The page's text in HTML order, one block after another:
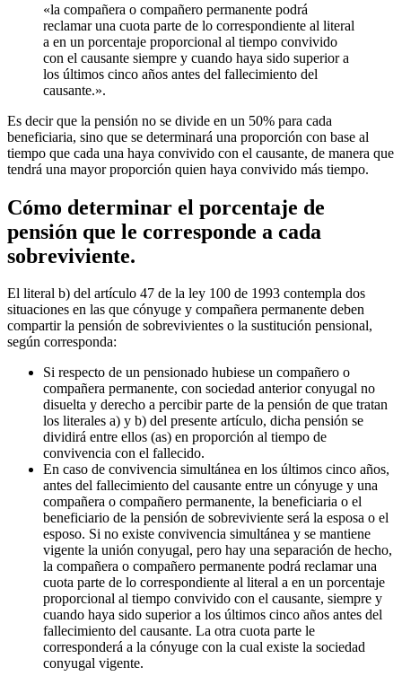
«la compañera o compañero permanente podrá
reclamar una cuota parte de lo correspondiente al literal
a en un porcentaje proporcional al tiempo convivido
con el causante siempre y cuando haya sido superior a
los últimos cinco años antes del fallecimiento del
causante.».
Es decir que la pensión no se divide en un 50% para cada
beneficiaria, sino que se determinará una proporción con base al
tiempo que cada una haya convivido con el causante, de manera que
tendrá una mayor proporción quien haya convivido más tiempo.
Cómo determinar el porcentaje de
pensión que le corresponde a cada
sobreviviente.
El literal b) del artículo 47 de la ley 100 de 1993 contempla dos
situaciones en las que cónyuge y compañera permanente deben
compartir la pensión de sobrevivientes o la sustitución pensional,
según corresponda:
Si respecto de un pensionado hubiese un compañero o
compañera permanente, con sociedad anterior conyugal no
disuelta y derecho a percibir parte de la pensión de que tratan
los literales a) y b) del presente artículo, dicha pensión se
dividirá entre ellos (as) en proporción al tiempo de
convivencia con el fallecido.
En caso de convivencia simultánea en los últimos cinco años,
antes del fallecimiento del causante entre un cónyuge y una
compañera o compañero permanente, la beneficiaria o el
beneficiario de la pensión de sobreviviente será la esposa o el
esposo. Si no existe convivencia simultánea y se mantiene
vigente la unión conyugal, pero hay una separación de hecho,
la compañera o compañero permanente podrá reclamar una
cuota parte de lo correspondiente al literal a en un porcentaje
proporcional al tiempo convivido con el causante, siempre y
cuando haya sido superior a los últimos cinco años antes del
fallecimiento del causante. La otra cuota parte le
corresponderá a la cónyuge con la cual existe la sociedad
conyugal vigente.